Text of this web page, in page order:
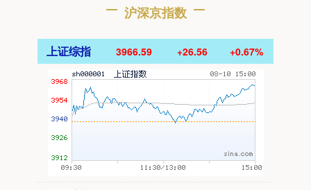
沪深京指数
上证综指 3966.59 +26.56 +0.67%